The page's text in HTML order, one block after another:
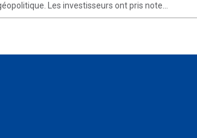
Les investisseurs ont pris note...